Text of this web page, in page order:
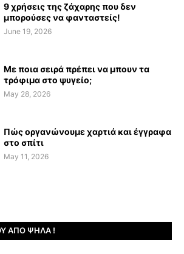
9 χρήσεις της ζάχαρης που δεν
μπορούσες να φανταστείς!
June 19, 2026
Με ποια σειρά πρέπει να μπουν τα
τρόφιμα στο ψυγείο;
May 28, 2026
Πώς οργανώνουμε χαρτιά και έγγραφα
στο σπίτι
May 11, 2026
ΑΠΌ ΨΗΛΆ !